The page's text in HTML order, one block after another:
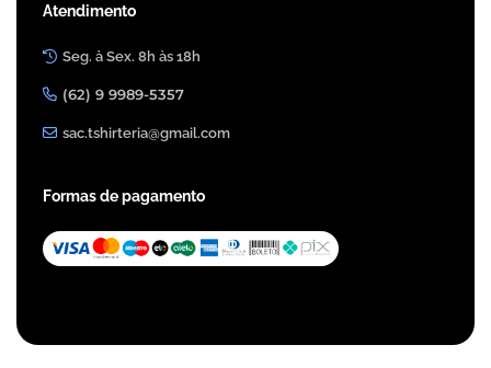
Atendimento
Seg. à Sex. 8h às 18h
(62) 9 9989-5357
sac.tshirteria@gmail.com
Formas de pagamento